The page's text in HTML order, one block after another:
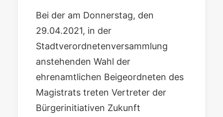
Bei der am Donnerstag, den
29.04.2021, in der
Stadtverordnetenversammlung
anstehenden Wahl der
ehrenamtlichen Beigeordneten des
Magistrats treten Vertreter der
Bürgerinitiativen Zukunft